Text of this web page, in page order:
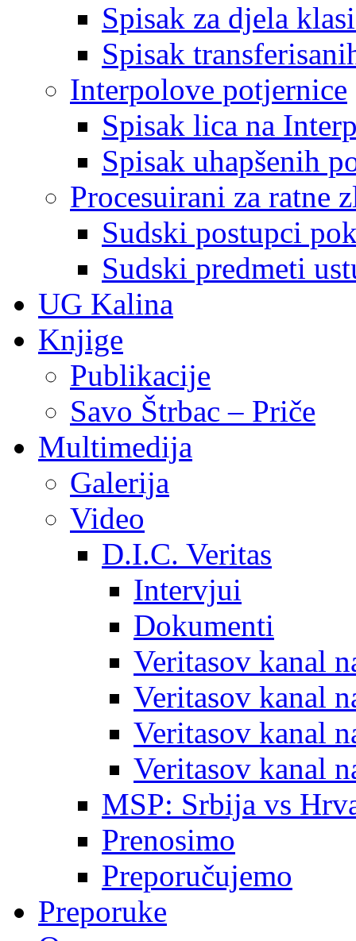
Spisak za djela
Spisak
Interpolove potjernice
Spisak lica na
Spisak uhapšenih
Procesuirani za ratne
Sudski postupci
Sudski predmeti
UG Kalina
Knjige
Publikacije
Savo Štrbac – Priče
Multimedija
Galerija
Video
D.I.C. Veritas
Intervjui
Dokumenti
Veritasov kanal
Veritasov kanal
Veritasov kanal
Veritasov kanal
MSP: Srbija vs
Prenosimo
Preporučujemo
Preporuke